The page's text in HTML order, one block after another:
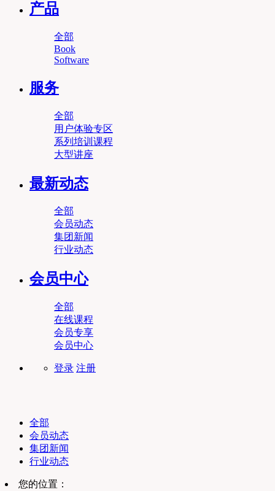
产品
全部
Book
Software
服务
全部
用户体验专区
系列培训课程
大型讲座
最新动态
全部
会员动态
集团新闻
行业动态
会员中心
全部
在线课程
会员专享
会员中心
登录 注册
全部
会员动态
集团新闻
行业动态
您的位置：